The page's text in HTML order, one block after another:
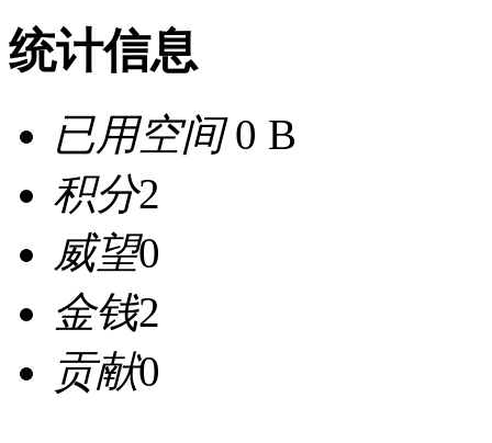
统计信息
已用空间0 B
积分2
威望0
金钱2
贡献0